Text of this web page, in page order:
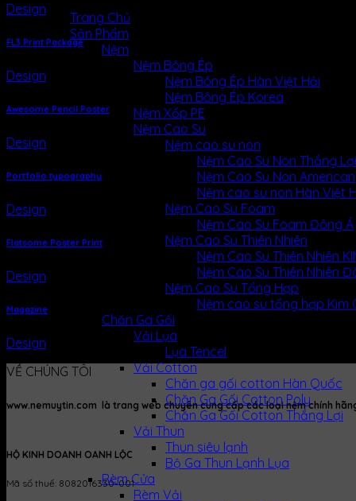
Trang Chủ
Sản Phẩm
Nệm
Nệm Bông Ép
Nệm Bông Ép Hàn Việt Hải
Nệm Bông Ép Korea
Nệm Xốp PE
Nệm Cao Su
Nệm cao su non
Nệm Cao Su Non Thắng Lợi
Nệm Cao Su Non American
Nệm cao su non Hàn Việt
Nệm Cao Su Foam
Nệm Cao Su Foam Đông Á
Nệm Cao Su Thiên Nhiên
Nệm Cao Su Thiên Nhiên
Nệm Cao Su Thiên Nhiên
Nệm Cao Su Tổng Hợp
Nệm cao su tổng hợp Kim
Chăn Ga Gối
Vải Lụa
Lụa Tencel
Vải Cotton
Chăn ga gối cotton Hàn Quốc
Chăn Ga Gối Cotton Poly
Chăn Ga Gối Cotton Thắng Lợi
Vải Thun
Thun siêu lạnh
Bộ Ga Thun Lạnh Lụa
Rèm Cửa
Rèm Vải
Design
FL3 Print Package
Design
Awesome Pencil Poster
Design
Portfolio typography
Design
Flatsome Poster Print
Design
Magazine
Design
VỀ CHÚNG TÔI
www.nemuytin.com là trang web chuyên cung cấp các loại nệm chính
HỘ KINH DOANH OANH LỘC
Mã số thuế: 8082016330-001